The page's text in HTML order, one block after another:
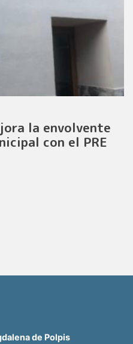
la envolvente
con el PRE
de Polpis